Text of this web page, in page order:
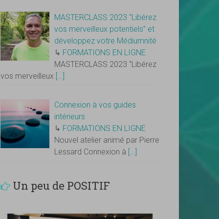
MASTERCLASS 2023 “Libérez
vos merveilleux potentiels” et
développez votre Médiumnité
↳ FORMATIONS EN LIGNE
MASTERCLASS 2023 “Libérez
vos merveilleux […]
Connexion à vos guides
intérieurs
↳ FORMATIONS EN LIGNE
Nouvel atelier animé par Pierre
Lessard Connexion à […]
Un peu de POSITIF